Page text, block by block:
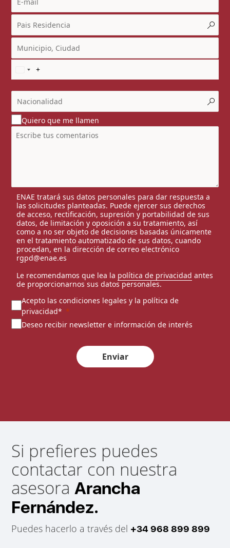
Quiero que me llamen
ENAE tratará sus datos personales para dar respuesta a
las solicitudes planteadas. Puede ejercer sus derechos
de acceso, rectificación, supresión y portabilidad de sus
datos, de limitación y oposición a su tratamiento, así
como a no ser objeto de decisiones basadas únicamente
en el tratamiento automatizado de sus datos, cuando
procedan, en la dirección de correo electrónico
rgpd@enae.es
Le recomendamos que lea la política de privacidad antes
de proporcionarnos sus datos personales.
Acepto las condiciones legales y la política de
privacidad*
Deseo recibir newsletter e información de interés
Enviar
Si prefieres puedes
contactar con nuestra
asesoraArancha
Fernández.
Puedes hacerlo a través del +34 968 899 899